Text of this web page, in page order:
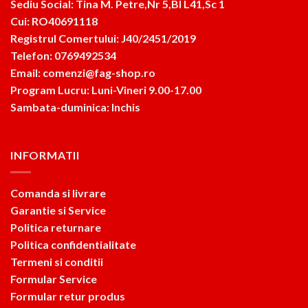
Sediu Social: Tina M. Petre,Nr 5,Bl L41,Sc 1
Cui: RO40691118
Registrul Comertului: J40/2451/2019
Telefon: 0769492534
Email: comenzi@fag-shop.ro
Program Lucru: Luni-Vineri 9.00-17.00
Sambata-duminica: Inchis
INFORMATII
Comanda si livrare
Garantie si Service
Politica returnare
Politica confidentialitate
Termeni si conditii
Formular Service
Formular retur produs